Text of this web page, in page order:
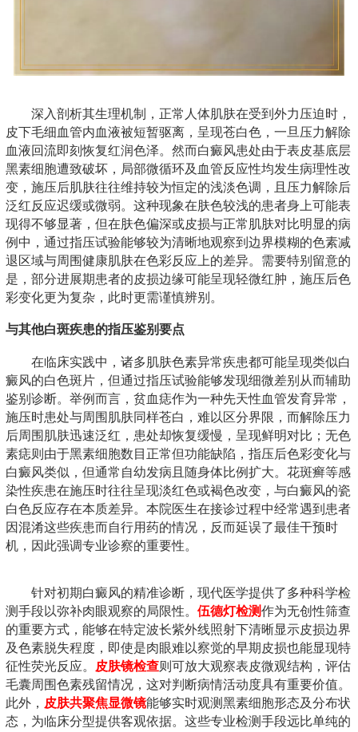
深入剖析其生理机制，正常人体肌肤在受到外力压迫时，
皮下毛细血管内血液被短暂驱离，呈现苍白色，一旦压力解除
血液回流即刻恢复红润色泽。然而白癜风患处由于表皮基底层
黑素细胞遭致破坏，局部微循环及血管反应性均发生病理性改
变，施压后肌肤往往维持较为恒定的浅淡色调，且压力解除后
泛红反应迟缓或微弱。这种现象在肤色较浅的患者身上可能表
现得不够显著，但在肤色偏深或皮损与正常肌肤对比明显的病
例中，通过指压试验能够较为清晰地观察到边界模糊的色素减
退区域与周围健康肌肤在色彩反应上的差异。需要特别留意的
是，部分进展期患者的皮损边缘可能呈现轻微红肿，施压后色
彩变化更为复杂，此时更需谨慎辨别。
与其他白斑疾患的指压鉴别要点
在临床实践中，诸多肌肤色素异常疾患都可能呈现类似白
癜风的白色斑片，但通过指压试验能够发现细微差别从而辅助
鉴别诊断。举例而言，贫血痣作为一种先天性血管发育异常，
施压时患处与周围肌肤同样苍白，难以区分界限，而解除压力
后周围肌肤迅速泛红，患处却恢复缓慢，呈现鲜明对比；无色
素痣则由于黑素细胞数目正常但功能缺陷，指压后色彩变化与
白癜风类似，但通常自幼发病且随身体比例扩大。花斑癣等感
染性疾患在施压时往往呈现淡红色或褐色改变，与白癜风的瓷
白色反应存在本质差异。本院医生在接诊过程中经常遇到患者
因混淆这些疾患而自行用药的情况，反而延误了最佳干预时
机，因此强调专业诊察的重要性。
针对初期白癜风的精准诊断，现代医学提供了多种科学检
测手段以弥补肉眼观察的局限性。 伍德灯检测作为无创性筛查
的重要方式，能够在特定波长紫外线照射下清晰显示皮损边界
及色素脱失程度，即使是肉眼难以察觉的早期皮损也能显现特
征性荧光反应。
皮肤镜检查则可放大观察表皮微观结构，评估
毛囊周围色素残留情况，这对判断病情活动度具有重要价值。
此外， 皮肤共聚焦显微镜能够实时观测黑素细胞形态及分布状
态，为临床分型提供客观依据。这些专业检测手段远比单纯的